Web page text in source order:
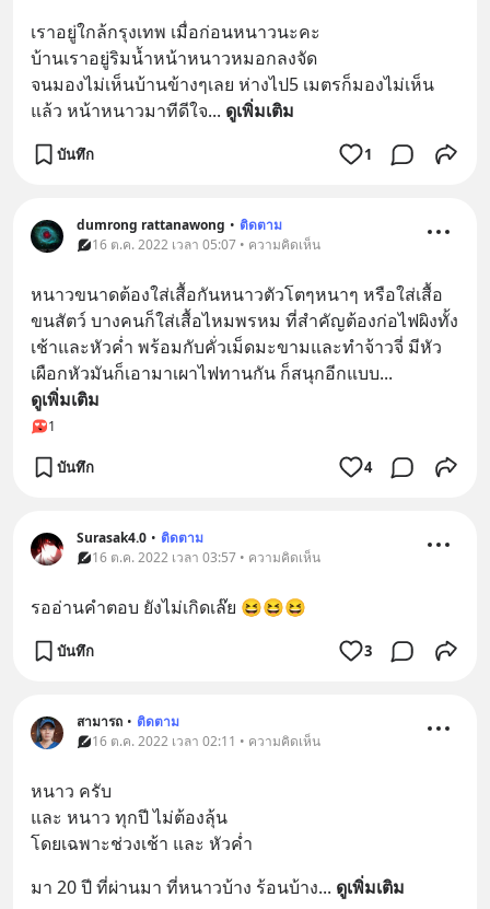
เราอยู่ใกล้กรุงเทพ เมื่อก่อนหนาวนะคะ
บ้านเราอยู่ริมน้ำหน้าหนาวหมอกลงจัด
จนมองไม่เห็นบ้านข้างๆเลย ห่างไป5 เมตรก็มองไม่เห็น
แล้ว หน้าหนาวมาทีดีใจ... ดูเพิ่มเติม
บันทึก 1
dumrong rattanawong • ติดตาม
16 ต.ค. 2022 เวลา 05:07 • ความคิดเห็น
หนาวขนาดต้องใส่เสื้อกันหนาวตัวโตๆหนาๆ หรือใส่เสื้อ
ขนสัตว์ บางคนก็ใส่เสื้อไหมพรหม ที่สำคัญต้องก่อไฟผิงทั้ง
เช้าและหัวค่ำ พร้อมกับคั่วเม็ดมะขามและทำจ้าวจี่ มีหัว
เผือกหัวมันก็เอามาเผาไฟทานกัน ก็สนุกอีกแบบ...
ดูเพิ่มเติม
1
บันทึก 4
Surasak4.0 • ติดตาม
16 ต.ค. 2022 เวลา 03:57 • ความคิดเห็น
รออ่านคำตอบ ยังไม่เกิดเล๊ย 😆😆😆
บันทึก 3
สามารถ • ติดตาม
16 ต.ค. 2022 เวลา 02:11 • ความคิดเห็น
หนาว ครับ
และ หนาว ทุกปี ไม่ต้องลุ้น
โดยเฉพาะช่วงเช้า และ หัวค่ำ
มา 20 ปี ที่ผ่านมา ที่หนาวบ้าง ร้อนบ้าง... ดูเพิ่มเติม